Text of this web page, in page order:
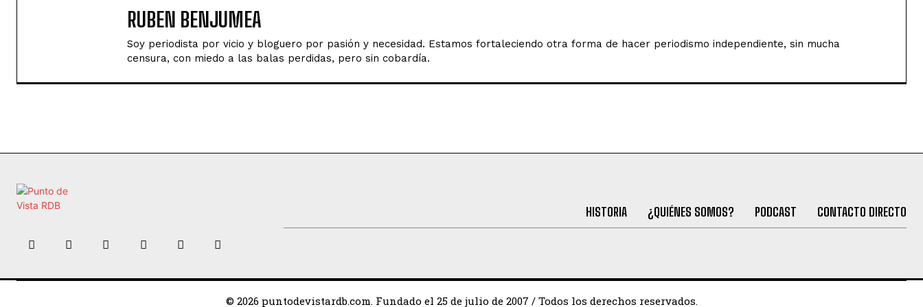
RUBEN BENJUMEA
Soy periodista por vicio y bloguero por pasión y necesidad. Estamos fortaleciendo otra forma de hacer periodismo independiente, sin mucha
censura, con miedo a las balas perdidas, pero sin cobardía.
HISTORIA ¿QUIÉNES SOMOS? PODCAST CONTACTO DIRECTO
© 2026 puntodevistardb.com. Fundado el 25 de julio de 2007 / Todos los derechos reservados.